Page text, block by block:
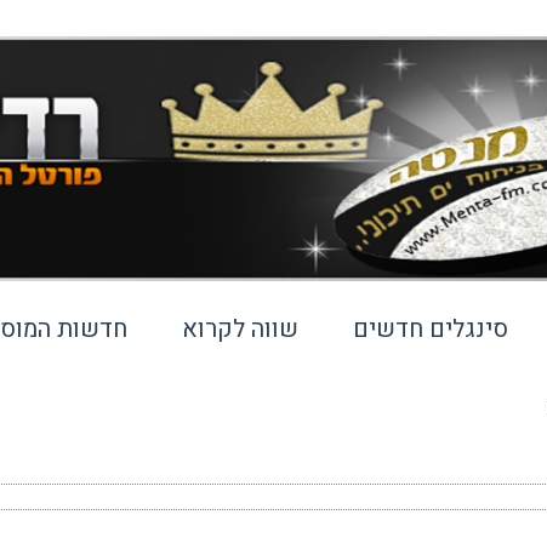
סינגלים חדשים שווה לקרוא חדשות